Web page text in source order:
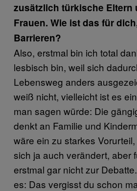
zusätzlich türkische Eltern
Frauen. Wie ist das für
Barrieren?
Also, erstmal bin ich total
lesbisch bin, weil sich
Lebensweg anders
weiß nicht, vielleicht ist es
man sagen würde: Die
denkt an Familie und
wäre ein zu starkes
sich ja auch verändert, aber
erstmal gar nicht zur
es: Das vergisst du schon